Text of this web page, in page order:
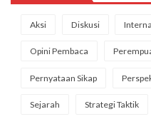
Aksi Diskusi
Opini Pembaca
Pernyataan Sikap
Sejarah Strategi Taktik